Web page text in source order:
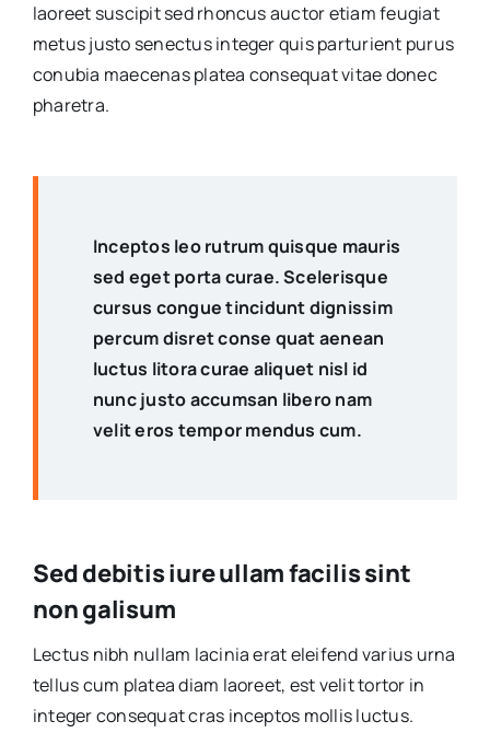
laoreet suscipit sed rhoncus auctor etiam feugiat
metus justo senectus integer quis parturient purus
conubia maecenas platea consequat vitae donec
pharetra.
Inceptos leo rutrum quisque mauris
sed eget porta curae. Scelerisque
cursus congue tincidunt dignissim
percum disret conse quat aenean
luctus litora curae aliquet nisl id
nunc justo accumsan libero nam
velit eros tempor mendus cum.
Sed debitis iure ullam facilis sint
non galisum
Lectus nibh nullam lacinia erat eleifend varius urna
tellus cum platea diam laoreet, est velit tortor in
integer consequat cras inceptos mollis luctus.